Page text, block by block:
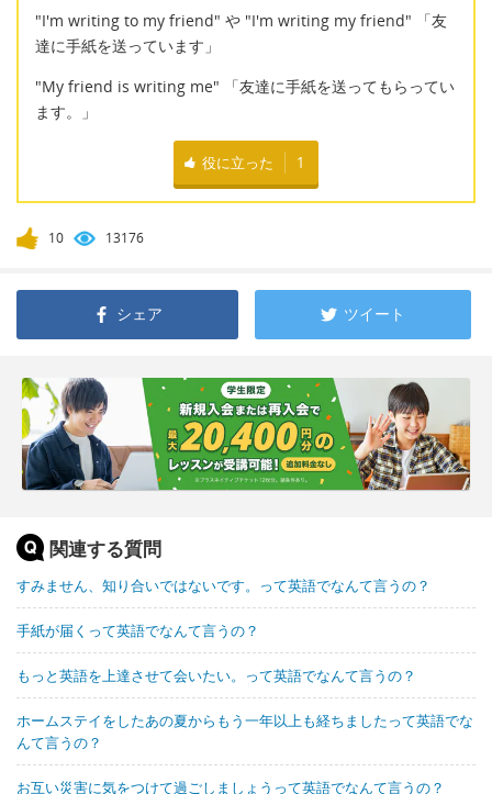
"I'm writing to my friend" や "I'm writing my friend" 「友
達に手紙を送っています」
"My friend is writing me" 「友達に手紙を送ってもらってい
ます。」
役に立った 1
10 13176
シェア ツイート
関連する質問
すみません、知り合いではないです。って英語でなんて言うの？
手紙が届くって英語でなんて言うの？
もっと英語を上達させて会いたい。って英語でなんて言うの？
ホームステイをしたあの夏からもう一年以上も経ちましたって英語でな
んて言うの？
お互い災害に気をつけて過ごしましょうって英語でなんて言うの？